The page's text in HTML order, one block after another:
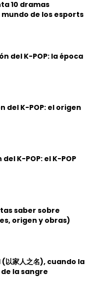
10 dramas
de los esports
del K-POP: la época
del K-POP: el origen
K-POP: el K-POP
saber sobre
origen y obras)
以家人之名), cuando la
la sangre